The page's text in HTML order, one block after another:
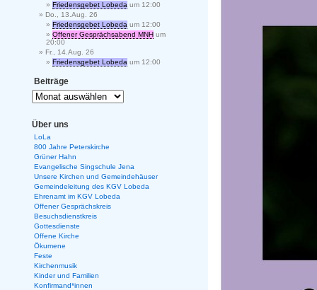
Friedensgebet Lobeda um 12:00
Do., 13.Aug. 26
Friedensgebet Lobeda um 12:00
Offener Gesprächsabend MNH um
20:00
Fr., 14.Aug. 26
Friedensgebet Lobeda um 12:00
Beiträge
Über uns
LoLa
800 Jahre Peterskirche
Grüner Hahn
Evangelische Singschule Jena
Unsere Kirchen und Gemeindehäuser
Gemeindeleitung des KGV Lobeda
Ehrenamt im KGV Lobeda
Offener Gesprächskreis
Besuchsdienstkreis
Gottesdienste
Offene Kirche
Ökumene
Feste
Kirchenmusik
Kinder und Familien
Konfirmand*innen